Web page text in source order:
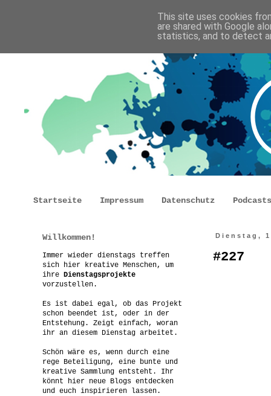
Startseite Impressum Datenschutz Podcasts
Dienstag,
#227
Willkommen!
Immer wieder dienstags treffen
sich hier kreative Menschen, um
ihre Dienstagsprojekte
vorzustellen.
Es ist dabei egal, ob das Projekt
schon beendet ist, oder in der
Entstehung. Zeigt einfach, woran
ihr an diesem Dienstag arbeitet.
Schön wäre es, wenn durch eine
rege Beteiligung, eine bunte und
kreative Sammlung entsteht. Ihr
könnt hier neue Blogs entdecken
und euch inspirieren lassen.
This site uses cookies
are shared with Google
statistics, and to detect